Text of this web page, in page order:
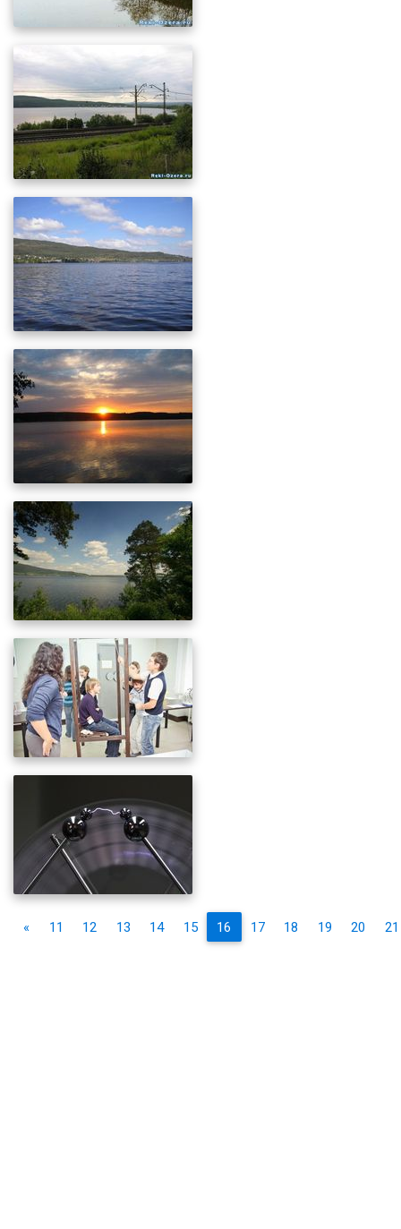
« 11 12 13 14 15 16 17 18 19 20 21